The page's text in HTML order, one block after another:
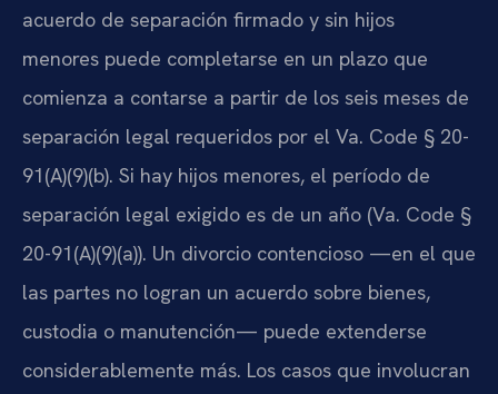
acuerdo de separación firmado y sin hijos
menores puede completarse en un plazo que
comienza a contarse a partir de los seis meses de
separación legal requeridos por el Va. Code § 20-
91(A)(9)(b). Si hay hijos menores, el período de
separación legal exigido es de un año (Va. Code §
20-91(A)(9)(a)). Un divorcio contencioso —en el que
las partes no logran un acuerdo sobre bienes,
custodia o manutención— puede extenderse
considerablemente más. Los casos que involucran